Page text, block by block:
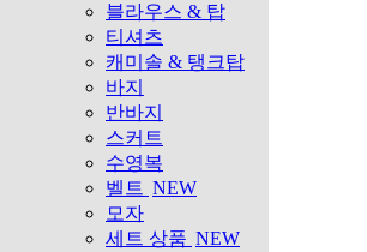
블라우스 & 탑
티셔츠
캐미솔 & 탱크탑
바지
반바지
스커트
수영복
벨트 NEW
모자
세트 상품 NEW